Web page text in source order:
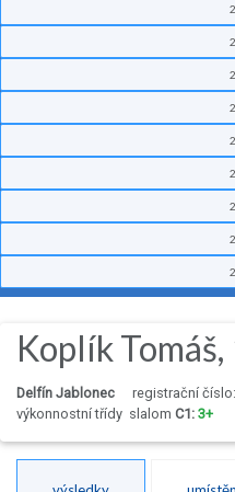
Koplík
Delfín Jablonec
registrační
výkonnostní třídy slalom C1: 3+